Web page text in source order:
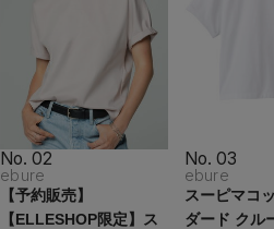
No. 02
ebure
【予約販売】
【ELLESHOP限定】ス
No. 03
ebure
スーピマコ
ダード クル